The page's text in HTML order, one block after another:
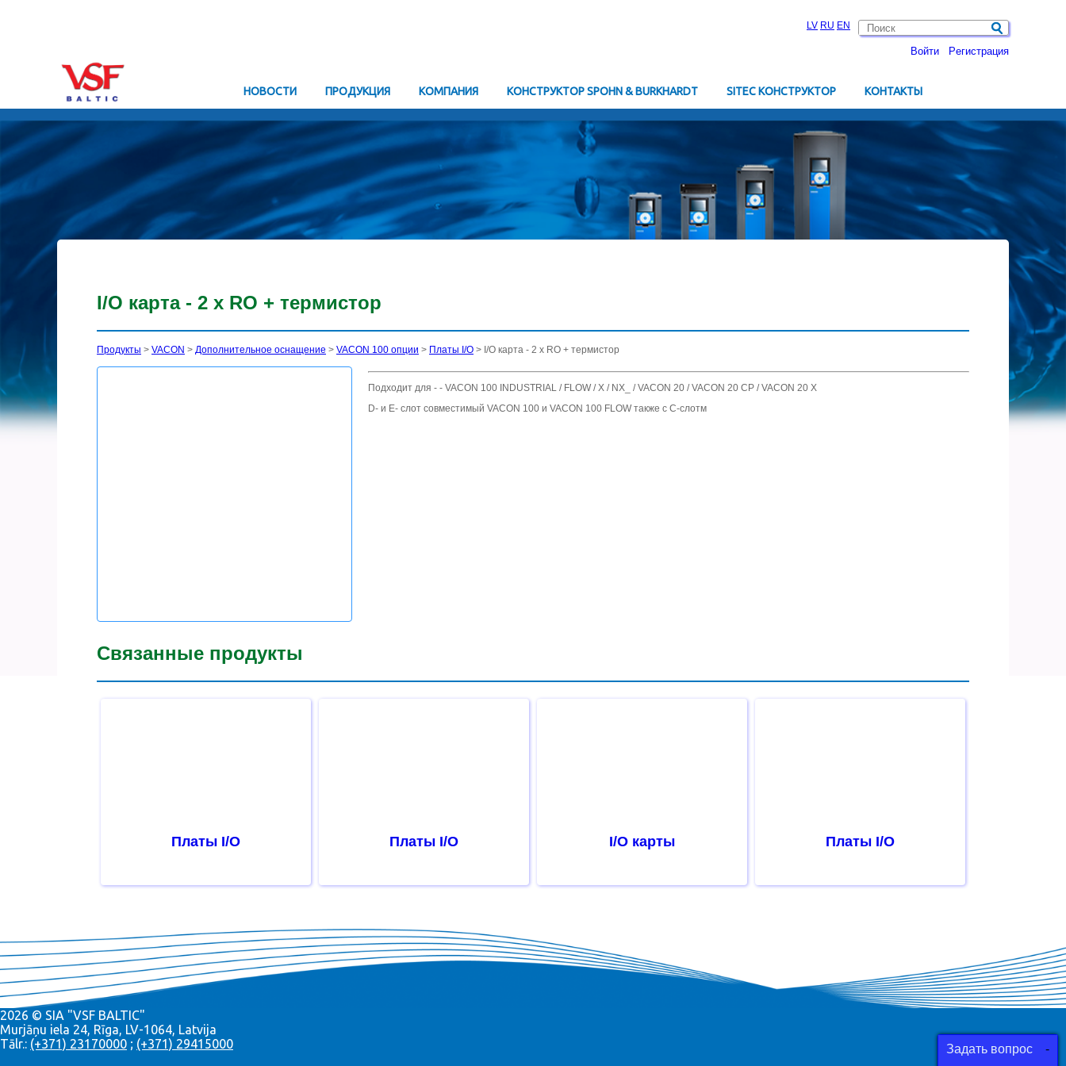
LV RU EN
Войти Pегистрация
HОВОСТИ ПРОДУКЦИЯ KОМПАНИЯ КОНСТРУКТОР SPOHN & BURKHARDT SITEC КОНСТРУКТОР KОНТАКТЫ
I/O карта - 2 x RO + термистор
Продукты > VACON > Дополнительное оснащение > VACON 100 опции > Платы I/O > I/O карта - 2 x RO + термистор
Подходит для - - VACON 100 INDUSTRIAL / FLOW / X / NX_ / VACON 20 / VACON 20 CP / VACON 20 X
D- и E- слот совместимый VACON 100 и VACON 100 FLOW также с C-слотм
Связанные продукты
Платы I/O Платы I/O I/O карты Платы I/O
2026 © SIA "VSF BALTIC"
Murjāņu iela 24, Rīga, LV-1064, Latvija
Tālr.: (+371) 23170000 ; (+371) 29415000 Задать вопрос -